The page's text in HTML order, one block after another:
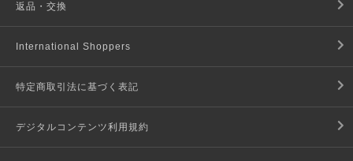
返品・交換
International Shoppers
特定商取引法に基づく表記
デジタルコンテンツ利用規約